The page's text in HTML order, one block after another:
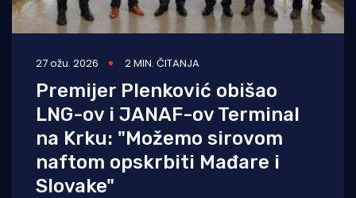
27 ožu. 2026 2 MIN. ČITANJA
Premijer Plenković obišao
LNG-ov i JANAF-ov Terminal
na Krku: "Možemo sirovom
naftom opskrbiti Mađare i
Slovake"